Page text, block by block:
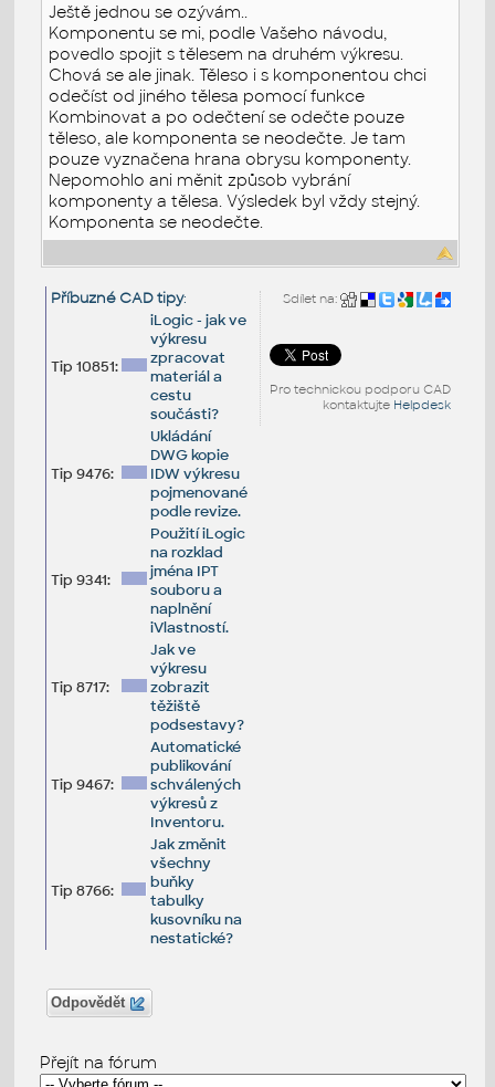
Ještě jednou se ozývám..
Komponentu se mi, podle Vašeho návodu,
povedlo spojit s tělesem na druhém výkresu.
Chová se ale jinak. Těleso i s komponentou chci
odečíst od jiného tělesa pomocí funkce
Kombinovat a po odečtení se odečte pouze
těleso, ale komponenta se neodečte. Je tam
pouze vyznačena hrana obrysu komponenty.
Nepomohlo ani měnit způsob vybrání
komponenty a tělesa. Výsledek byl vždy stejný.
Komponenta se neodečte.
Sdílet na:
Pro technickou podporu CAD
kontaktujte Helpdesk
Příbuzné CAD tipy:
Tip 10851:
iLogic - jak ve
výkresu
zpracovat
materiál a
cestu
součásti?
Tip 9476:
Ukládání
DWG kopie
IDW výkresu
pojmenované
podle revize.
Tip 9341:
Použití iLogic
na rozklad
jména IPT
souboru a
naplnění
iVlastností.
Tip 8717:
Jak ve
výkresu
zobrazit
těžiště
podsestavy?
Tip 9467:
Automatické
publikování
schválených
výkresů z
Inventoru.
Tip 8766:
Jak změnit
všechny
buňky
tabulky
kusovníku na
nestatické?
Odpovědět
Přejít na fórum